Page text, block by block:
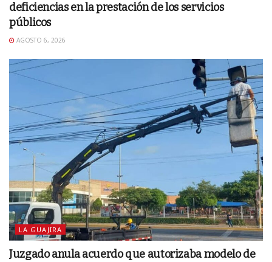
deficiencias en la prestación de los servicios
públicos
AGOSTO 6, 2026
LA GUAJIRA
Juzgado anula acuerdo que autorizaba modelo de